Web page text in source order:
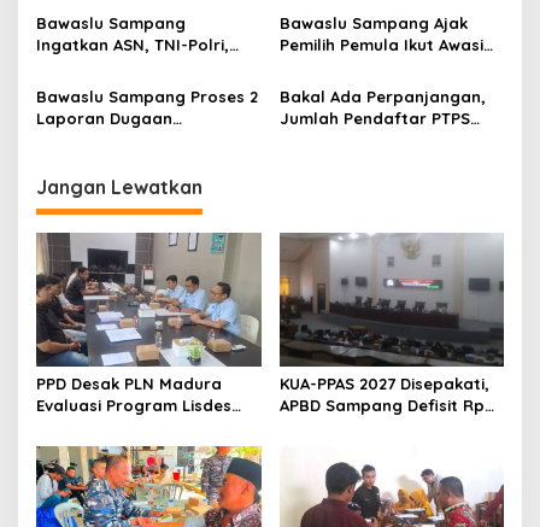
Sampang
Pesan Ketua Bawaslu Jatim
Bawaslu Sampang
Ingatkan ASN, TNI-Polri,
dalam Pilkada 2024
Bawaslu Sampang Ajak
Pemilih Pemula Ikut Awasi
Bawaslu Sampang Proses 2
Laporan Dugaan
Bakal Ada Perpanjangan,
Jumlah Pendaftar PTPS
Jangan Lewatkan
PPD Desak PLN Madura
Evaluasi Program Lisdes
KUA-PPAS 2027 Disepakati,
APBD Sampang Defisit Rp